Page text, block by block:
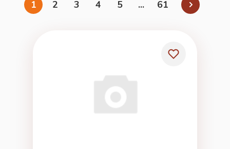
1 2 3 4 5 ... 61